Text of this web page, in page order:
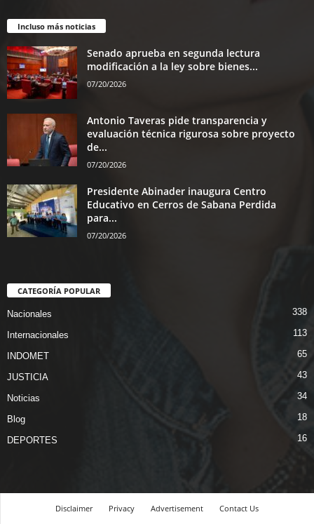
Incluso más noticias
Senado aprueba en segunda lectura
modificación a la ley sobre bienes...
07/20/2026
Antonio Taveras pide transparencia y
evaluación técnica rigurosa sobre proyecto
de...
07/20/2026
Presidente Abinader inaugura Centro
Educativo en Cerros de Sabana Perdida
para...
07/20/2026
CATEGORÍA POPULAR
Nacionales 338
Internacionales 113
INDOMET 65
JUSTICIA 43
Noticias 34
Blog 18
DEPORTES 16
Disclaimer Privacy Advertisement Contact Us